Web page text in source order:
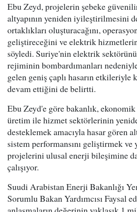
Ebu Zeyd, projelerin şebeke
altyapının yeniden iyileştirilmesini
ortaklıkları oluşturacağını,
geliştireceğini ve elektrik
söyledi. Suriye'nin elektrik
rejiminin bombardımanları
gelen geniş çaplı hasarın etkileriyle
devam ettiğini de belirtti.
Ebu Zeyd'e göre bakanlık,
üretim ile hizmet sektörlerinin
desteklemek amacıyla hasar gören
sistem performansını geliştirmek
projelerini ulusal enerji bileşimine
çalışıyor.
Suudi Arabistan Enerji Bakanlığı
Sorumlu Bakan Yardımcısı Faysal